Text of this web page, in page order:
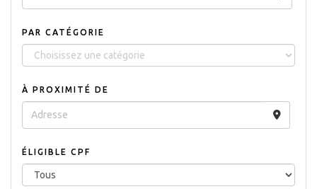
PAR CATÉGORIE
À PROXIMITÉ DE
ÉLIGIBLE CPF